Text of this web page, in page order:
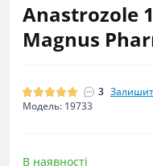
Anastrozole
Magnus
3
Модель: 19733
В наявності